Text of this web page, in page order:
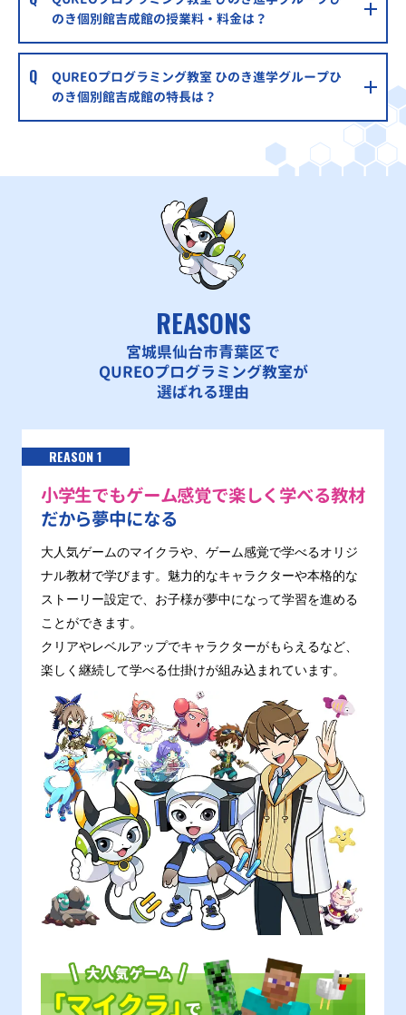
のき個別館吉成館の授業料・料金は？
QUREOプログラミング教室 ひのき進学グループひ
のき個別館吉成館の特長は？
REASONS
宮城県仙台市青葉区で
QUREOプログラミング教室が
選ばれる理由
REASON 1
小学生でもゲーム感覚で楽しく学べる教材
だから夢中になる
大人気ゲームのマイクラや、ゲーム感覚で学べるオリジ
ナル教材で学びます。魅力的なキャラクターや本格的な
ストーリー設定で、お子様が夢中になって学習を進める
ことができます。
クリアやレベルアップでキャラクターがもらえるなど、
楽しく継続して学べる仕掛けが組み込まれています。